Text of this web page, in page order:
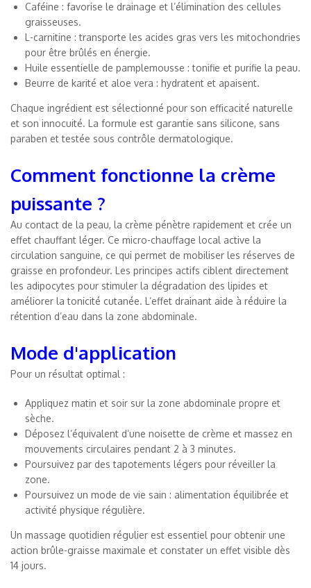
Caféine : favorise le drainage et l’élimination des cellules
graisseuses.
L-carnitine : transporte les acides gras vers les mitochondries
pour être brûlés en énergie.
Huile essentielle de pamplemousse : tonifie et purifie la peau.
Beurre de karité et aloe vera : hydratent et apaisent.
Chaque ingrédient est sélectionné pour son efficacité naturelle
et son innocuité. La formule est garantie sans silicone, sans
paraben et testée sous contrôle dermatologique.
Comment fonctionne la crème
puissante ?
Au contact de la peau, la crème pénètre rapidement et crée un
effet chauffant léger. Ce micro-chauffage local active la
circulation sanguine, ce qui permet de mobiliser les réserves de
graisse en profondeur. Les principes actifs ciblent directement
les adipocytes pour stimuler la dégradation des lipides et
améliorer la tonicité cutanée. L’effet drainant aide à réduire la
rétention d’eau dans la zone abdominale.
Mode d'application
Pour un résultat optimal :
Appliquez matin et soir sur la zone abdominale propre et
sèche.
Déposez l’équivalent d’une noisette de crème et massez en
mouvements circulaires pendant 2 à 3 minutes.
Poursuivez par des tapotements légers pour réveiller la
zone.
Poursuivez un mode de vie sain : alimentation équilibrée et
activité physique régulière.
Un massage quotidien régulier est essentiel pour obtenir une
action brûle-graisse maximale et constater un effet visible dès
14 jours.